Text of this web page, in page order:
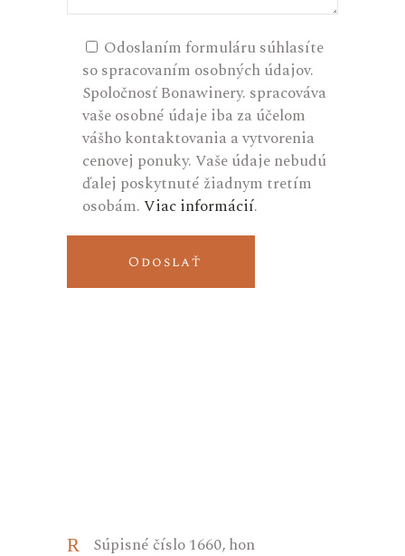
Odoslaním formuláru súhlasíte
so spracovaním osobných údajov.
Spoločnosť Bonawinery. spracováva
vaše osobné údaje iba za účelom
vášho kontaktovania a vytvorenia
cenovej ponuky. Vaše údaje nebudú
ďalej poskytnuté žiadnym tretím
osobám.Viac informácií.
Odoslať
Súpisné číslo 1660, hon